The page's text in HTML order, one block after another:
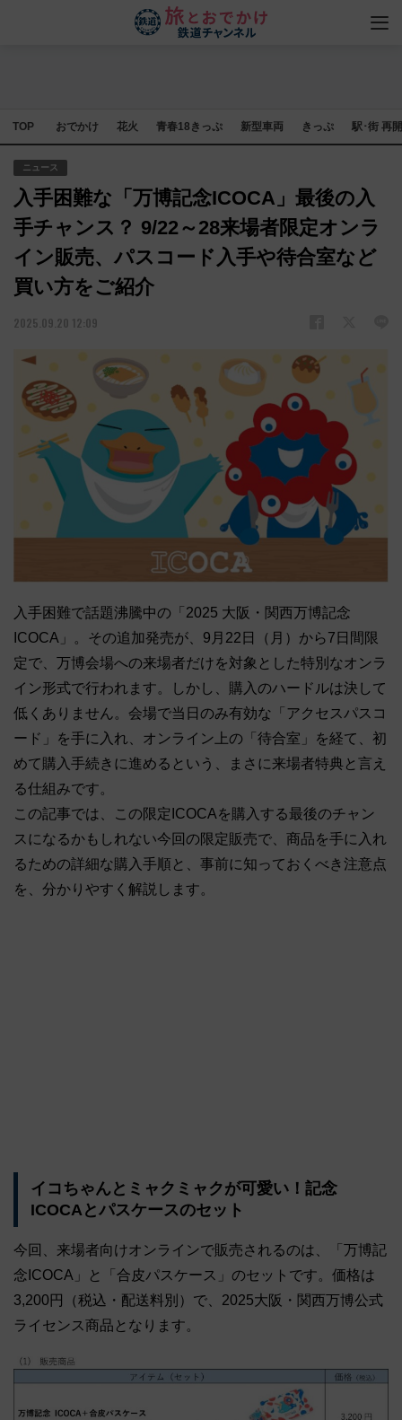
TOP おでかけ 花火 青春18きっぷ 新型車両 きっぷ 駅･街 再
ニュース
入手困難な「万博記念ICOCA」最後の入
手チャンス？ 9/22～28来場者限定オンラ
イン販売、パスコード入手や待合室など
買い方をご紹介
2025.09.20 12:09
入手困難で話題沸騰中の「2025 大阪・関西万博記念
ICOCA」。その追加発売が、9月22日（月）から7日間限
定で、万博会場への来場者だけを対象とした特別なオンラ
イン形式で行われます。しかし、購入のハードルは決して
低くありません。会場で当日のみ有効な「アクセスパスコ
ード」を手に入れ、オンライン上の「待合室」を経て、初
めて購入手続きに進めるという、まさに来場者特典と言え
る仕組みです。
この記事では、この限定ICOCAを購入する最後のチャン
スになるかもしれない今回の限定販売で、商品を手に入れ
るための詳細な購入手順と、事前に知っておくべき注意点
を、分かりやすく解説します。
イコちゃんとミャクミャクが可愛い！記念
ICOCAとパスケースのセット
今回、来場者向けオンラインで販売されるのは、「万博記
念ICOCA」と「合皮パスケース」のセットです。価格は
3,200円（税込・配送料別）で、2025大阪・関西万博公式
ライセンス商品となります。